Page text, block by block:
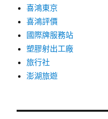
喜鴻東京
喜鴻評價
國際牌服務站
塑膠射出工廠
旅行社
澎湖旅遊